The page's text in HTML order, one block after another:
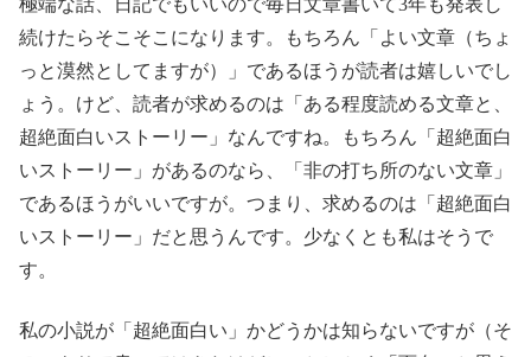
極端な話、日記でもいいので毎日文章書いて3年も発表し
続けたらそこそこになります。もちろん「よい文章（ちょ
っと漠然としてますが）」であるほうが読者は嬉しいでし
ょう。けど、読者が求めるのは「ある程度読める文章と、
超絶面白いストーリー」なんですね。もちろん「超絶面白
いストーリー」があるのなら、「非の打ち所のない文章」
であるほうがいいですが。つまり、求めるのは「超絶面白
いストーリー」だと思うんです。少なくとも私はそうで
す。
私の小説が「超絶面白い」かどうかは知らないですが（そ